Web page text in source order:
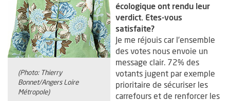
(Photo: Thierry
Bonnet/Angers Loire
Métropole)
écologique ont rendu leur
verdict. Etes-vous
satisfaite?
Je me réjouis car l’ensemble
des votes nous envoie un
message clair. 72% des
votants jugent par exemple
prioritaire de sécuriser les
carrefours et de renforcer les